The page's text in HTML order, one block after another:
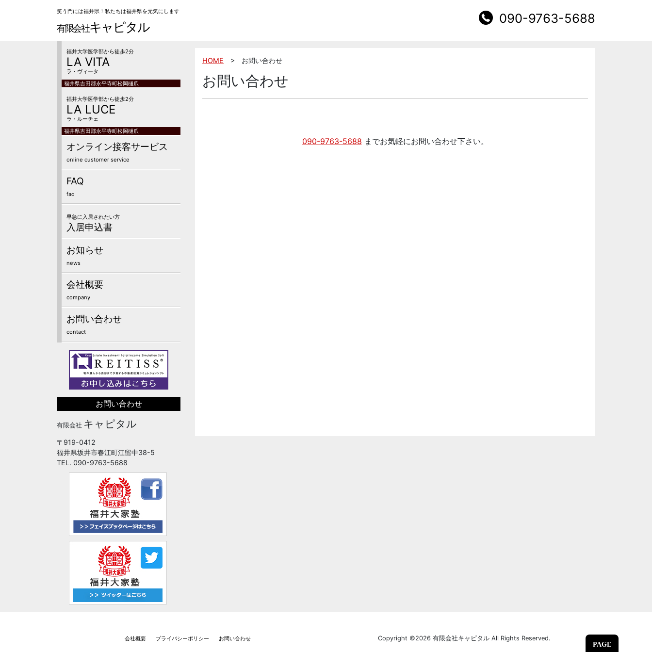
笑う門には福井県！私たちは福井県を元気にします
有限会社キャピタル
090-9763-5688
福井大学医学部から徒歩2分
LA VITA
ラ・ヴィータ
福井県吉田郡永平寺町松岡樋爪
福井大学医学部から徒歩2分
LA LUCE
ラ・ルーチェ
福井県吉田郡永平寺町松岡樋爪
オンライン接客サービス
online customer service
FAQ
faq
早急に入居されたい方
入居申込書
お知らせ
news
会社概要
company
お問い合わせ
contact
お問い合わせ
有限会社 キャピタル
〒919-0412
福井県坂井市春江町江留中38-5
TEL. 090-9763-5688
HOME > お問い合わせ
お問い合わせ
090-9763-5688 までお気軽にお問い合わせ下さい。
PAGE
会社概要 プライバシーポリシー お問い合わせ Copyright ©2026 有限会社キャピタル All Rights Reserved.